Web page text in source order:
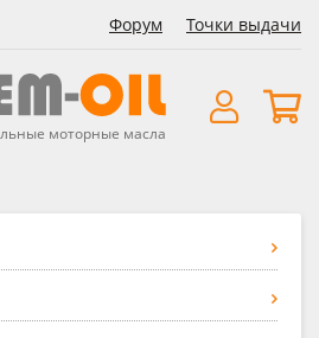
Форум Точки выдачи
моторные масла